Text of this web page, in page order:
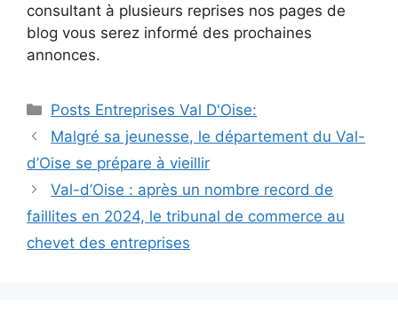
consultant à plusieurs reprises nos pages de
blog vous serez informé des prochaines
annonces.
Catégories
Posts Entreprises Val D'Oise:
Navigation
des
Malgré sa jeunesse, le département du Val-
d’Oise se prépare à vieillir
Val-d’Oise : après un nombre record de
faillites en 2024, le tribunal de commerce au
chevet des entreprises